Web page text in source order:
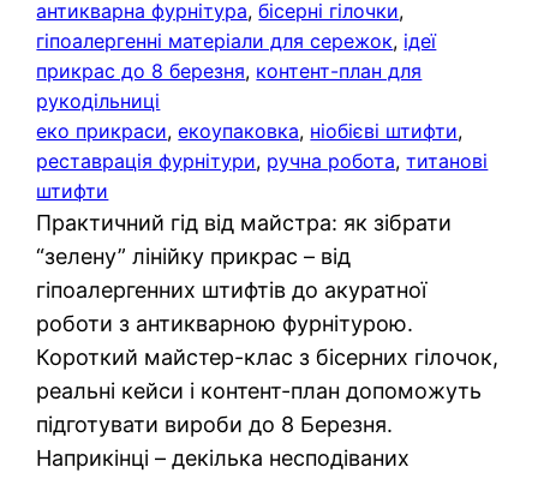
антикварна фурнітура, бісерні гілочки
гіпоалергенні матеріали для сережок, ідеї
прикрас до 8 березня, контент-план для
рукодільниці
еко прикраси, екоупаковка, ніобієві штифти
реставрація фурнітури, ручна робота, титанові
штифти
Практичний гід від майстра: як зібрати
“зелену” лінійку прикрас – від
гіпоалергенних штифтів до акуратної
роботи з антикварною фурнітурою.
Короткий майстер-клас з бісерних гілочок,
реальні кейси і контент-план допоможуть
підготувати вироби до 8 Березня.
Наприкінці – декілька несподіваних